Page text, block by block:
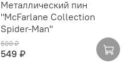
Металлический пин
"McFarlane Collection
Spider-Man"
600 ₽
549 ₽